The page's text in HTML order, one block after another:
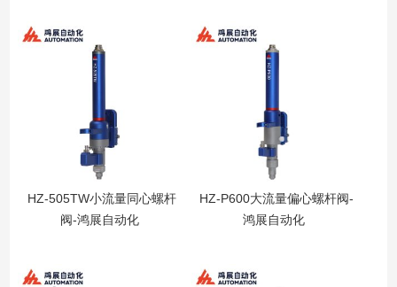
HZ-505TW小流量同心螺杆
阀-鸿展自动化
HZ-P600大流量偏心螺杆阀-
鸿展自动化